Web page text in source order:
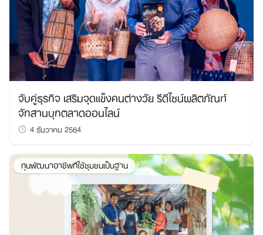
จับคู่ธุรกิจ เสริมจุดแข็งคนต่างวัย รีดีไซน์ผลิตภัณฑ์
จักสานบุกตลาดออนไลน์
4 ธันวาคม 2564
ทุนพัฒนาอาชีพทีใช้ชุมชนเป็นฐาน